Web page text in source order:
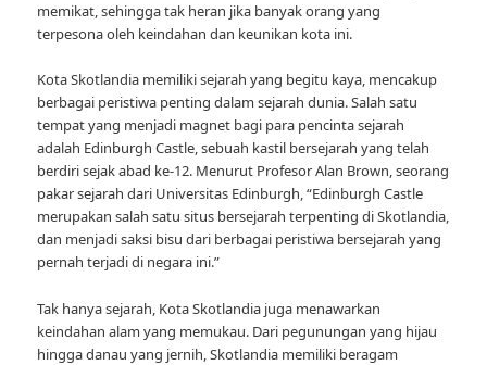
memikat, sehingga tak heran jika banyak orang yang
terpesona oleh keindahan dan keunikan kota ini.
Kota Skotlandia memiliki sejarah yang begitu kaya, mencakup
berbagai peristiwa penting dalam sejarah dunia. Salah satu
tempat yang menjadi magnet bagi para pencinta sejarah
adalah Edinburgh Castle, sebuah kastil bersejarah yang telah
berdiri sejak abad ke-12. Menurut Profesor Alan Brown, seorang
pakar sejarah dari Universitas Edinburgh, “Edinburgh Castle
merupakan salah satu situs bersejarah terpenting di Skotlandia,
dan menjadi saksi bisu dari berbagai peristiwa bersejarah yang
pernah terjadi di negara ini.”
Tak hanya sejarah, Kota Skotlandia juga menawarkan
keindahan alam yang memukau. Dari pegunungan yang hijau
hingga danau yang jernih, Skotlandia memiliki beragam